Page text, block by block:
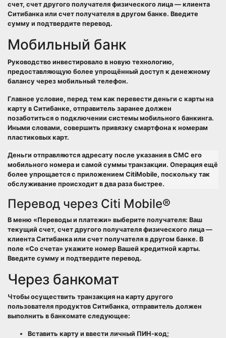
счет, счет другого получателя физического лица — клиента
Ситибанка или счет получателя в другом банке. Введите
сумму и подтвердите перевод.
Мобильный банк
Руководство инвестировало в новую технологию,
предоставляющую более упрощённый доступ к денежному
балансу через мобильный телефон.
Главное условие, перед тем как перевести деньги с карты на
карту в Ситибанке, отправитель заранее должен
позаботиться о подключении системы мобильного банкинга.
Иными словами, совершить привязку смартфона к номерам
пластиковых карт.
Деньги отправляются адресату после указания в СМС его
мобильного номера и самой суммы транзакции. Операция ещё
более упрощается с приложением CitiMobile, поскольку так
обслуживание происходит в два раза быстрее.
Перевод через Сiti Mobile®
В меню «Переводы и платежи» выберите получателя: Ваш
текущий счет, счет другого получателя физического лица —
клиента Ситибанка или счет получателя в другом банке. В
поле «Со счета» укажите номер Вашей кредитной карты.
Введите сумму и подтвердите перевод.
Через банкомат
Чтобы осуществить транзакция на карту другого
пользователя продуктов Ситибанка, отправитель должен
выполнить в банкомате следующее:
Вставить карту и ввести личный ПИН-код;